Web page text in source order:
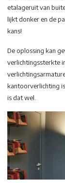
etalageruit van
lijkt donker en de
kans!
De oplossing kan
verlichtingssterkte
kantoorverlichting
is dat wel.